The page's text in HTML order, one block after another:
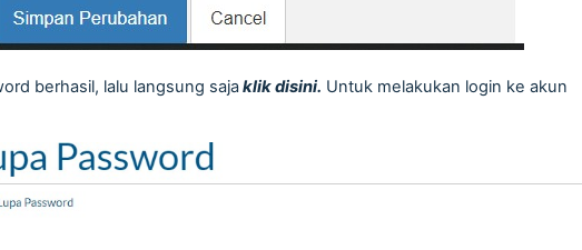
berhasil, lalu langsung sajaklik disini. Untuk melakukan login ke akun